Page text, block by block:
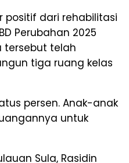
positif dari rehabilitasi
Perubahan 2025
tersebut telah
tiga ruang kelas
persen. Anak-anak
untuk
Sula, Rasidin